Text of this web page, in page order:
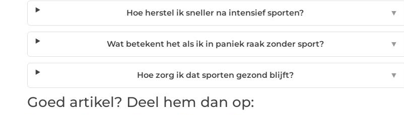
Hoe herstel ik sneller na intensief sporten? ▼
Wat betekent het als ik in paniek raak zonder sport? ▼
Hoe zorg ik dat sporten gezond blijft? ▼
Goed artikel? Deel hem dan op: